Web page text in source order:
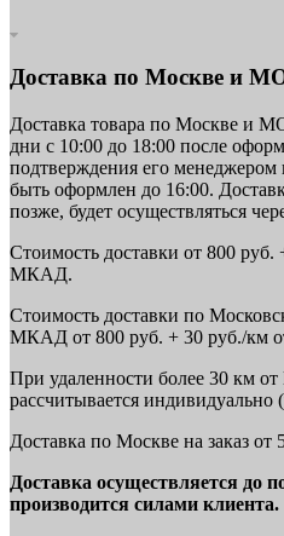
Доставка по Москве и
Доставка товара по Москве и
дни с 10:00 до 18:00 после
подтверждения его менеджером
быть оформлен до 16:00.
позже, будет осуществляться
Стоимость доставки от 800 руб.
МКАД.
Стоимость доставки по
МКАД от 800 руб. + 30 руб./км
При удаленности более 30 км
рассчитывается индивидуально
Доставка по Москве на заказ от
Доставка осуществляется до
производится силами клиента.